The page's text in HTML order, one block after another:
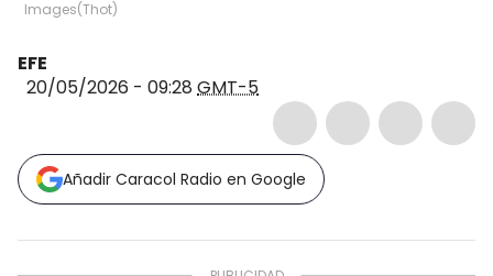
Images(Thot)
EFE
20/05/2026 - 09:28 GMT-5
Añadir Caracol Radio en Google